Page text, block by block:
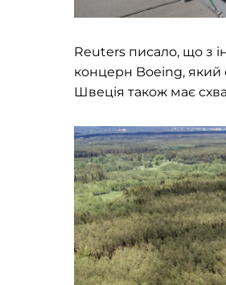
Reuters писало, що з
концерн Boeing, який
Швеція також має